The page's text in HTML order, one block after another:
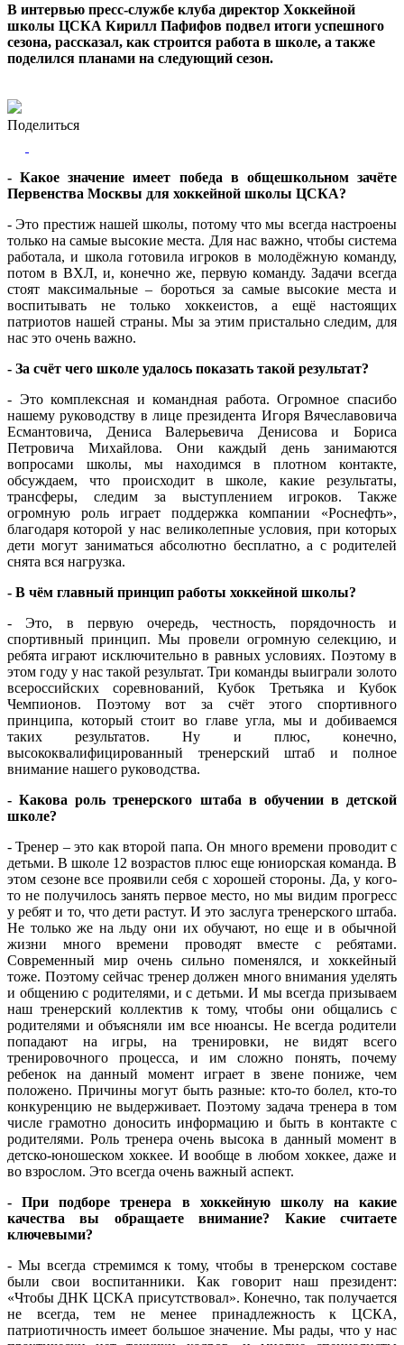
В интервью пресс-службе клуба директор Хоккейной
школы ЦСКА Кирилл Пафифов подвел итоги успешного
сезона, рассказал, как строится работа в школе, а также
поделился планами на следующий сезон.
Поделиться
- Какое значение имеет победа в общешкольном зачёте
Первенства Москвы для хоккейной школы ЦСКА?
- Это престиж нашей школы, потому что мы всегда настроены
только на самые высокие места. Для нас важно, чтобы система
работала, и школа готовила игроков в молодёжную команду,
потом в ВХЛ, и, конечно же, первую команду. Задачи всегда
стоят максимальные – бороться за самые высокие места и
воспитывать не только хоккеистов, а ещё настоящих
патриотов нашей страны. Мы за этим пристально следим, для
нас это очень важно.
- За счёт чего школе удалось показать такой результат?
- Это комплексная и командная работа. Огромное спасибо
нашему руководству в лице президента Игоря Вячеславовича
Есмантовича, Дениса Валерьевича Денисова и Бориса
Петровича Михайлова. Они каждый день занимаются
вопросами школы, мы находимся в плотном контакте,
обсуждаем, что происходит в школе, какие результаты,
трансферы, следим за выступлением игроков. Также
огромную роль играет поддержка компании «Роснефть»,
благодаря которой у нас великолепные условия, при которых
дети могут заниматься абсолютно бесплатно, а с родителей
снята вся нагрузка.
- В чём главный принцип работы хоккейной школы?
- Это, в первую очередь, честность, порядочность и
спортивный принцип. Мы провели огромную селекцию, и
ребята играют исключительно в равных условиях. Поэтому в
этом году у нас такой результат. Три команды выиграли золото
всероссийских соревнований, Кубок Третьяка и Кубок
Чемпионов. Поэтому вот за счёт этого спортивного
принципа, который стоит во главе угла, мы и добиваемся
таких результатов. Ну и плюс, конечно,
высококвалифицированный тренерский штаб и полное
внимание нашего руководства.
-Какова роль тренерского штаба в обучении в детской
школе?
- Тренер – это как второй папа. Он много времени проводит с
детьми. В школе 12 возрастов плюс еще юниорская команда. В
этом сезоне все проявили себя с хорошей стороны. Да, у кого-
то не получилось занять первое место, но мы видим прогресс
у ребят и то, что дети растут. И это заслуга тренерского штаба.
Не только же на льду они их обучают, но еще и в обычной
жизни много времени проводят вместе с ребятами.
Современный мир очень сильно поменялся, и хоккейный
тоже. Поэтому сейчас тренер должен много внимания уделять
и общению с родителями, и с детьми. И мы всегда призываем
наш тренерский коллектив к тому, чтобы они общались с
родителями и объясняли им все нюансы. Не всегда родители
попадают на игры, на тренировки, не видят всего
тренировочного процесса, и им сложно понять, почему
ребенок на данный момент играет в звене пониже, чем
положено. Причины могут быть разные: кто-то болел, кто-то
конкуренцию не выдерживает. Поэтому задача тренера в том
числе грамотно доносить информацию и быть в контакте с
родителями. Роль тренера очень высока в данный момент в
детско-юношеском хоккее. И вообще в любом хоккее, даже и
во взрослом. Это всегда очень важный аспект.
- При подборе тренера в хоккейную школу на какие
качества вы обращаете внимание? Какие считаете
ключевыми?
- Мы всегда стремимся к тому, чтобы в тренерском составе
были свои воспитанники. Как говорит наш президент:
«Чтобы ДНК ЦСКА присутствовал». Конечно, так получается
не всегда, тем не менее принадлежность к ЦСКА,
патриотичность имеет большое значение. Мы рады, что у нас